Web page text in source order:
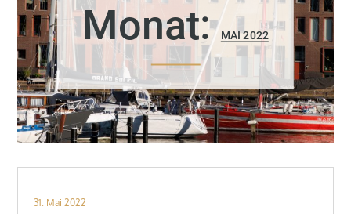
Monat: MAI 2022
Posted
31. Mai 2022